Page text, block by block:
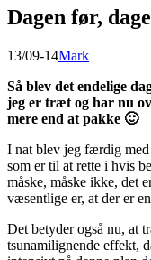
Dagen før,
Posted
13/09-14by
Mark
Så blev det endelige
jeg er træt og har nu
mere end at pakke 🙂
I nat blev jeg færdig
som er til at rette i hvis
måske, måske ikke, det
væsentlige er, at der er
Det betyder også nu, at
tsunamilignende effekt,